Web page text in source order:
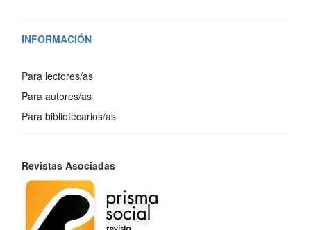
INFORMACIÓN
Para lectores/as
Para autores/as
Para bibliotecarios/as
Revistas Asociadas